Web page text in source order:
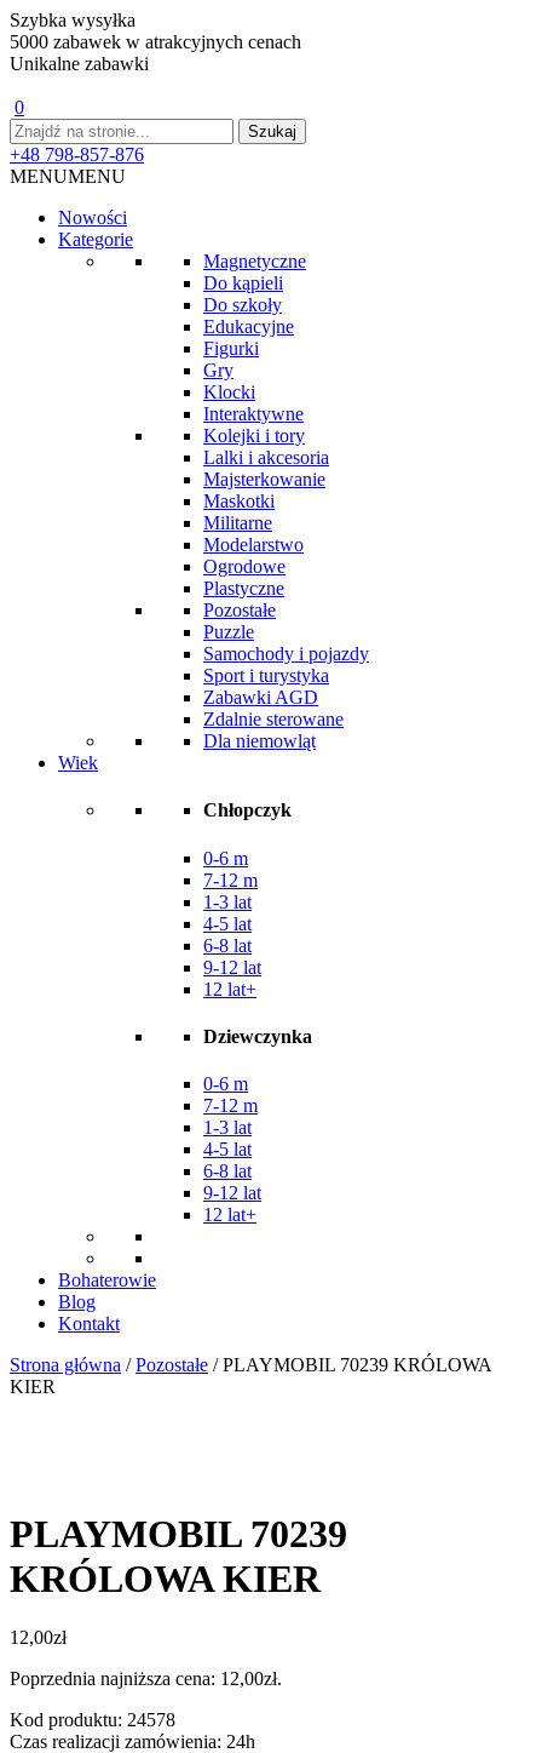
Szybka wysyłka
5000 zabawek w atrakcyjnych cenach
Unikalne zabawki
0
+48 798-857-876
MENUMENU
Nowości
Kategorie
Magnetyczne
Do kąpieli
Do szkoły
Edukacyjne
Figurki
Gry
Klocki
Interaktywne
Kolejki i tory
Lalki i akcesoria
Majsterkowanie
Maskotki
Militarne
Modelarstwo
Ogrodowe
Plastyczne
Pozostałe
Puzzle
Samochody i pojazdy
Sport i turystyka
Zabawki AGD
Zdalnie sterowane
Dla niemowląt
Wiek
Chłopczyk
0-6 m
7-12 m
1-3 lat
4-5 lat
6-8 lat
9-12 lat
12 lat+
Dziewczynka
0-6 m
7-12 m
1-3 lat
4-5 lat
6-8 lat
9-12 lat
12 lat+
Bohaterowie
Blog
Kontakt
Strona główna /Pozostałe / PLAYMOBIL 70239 KRÓLOWA
KIER
PLAYMOBIL 70239
KRÓLOWA KIER
12,00zł
Poprzednia najniższa cena: 12,00zł.
Kod produktu: 24578
Czas realizacji zamówienia: 24h